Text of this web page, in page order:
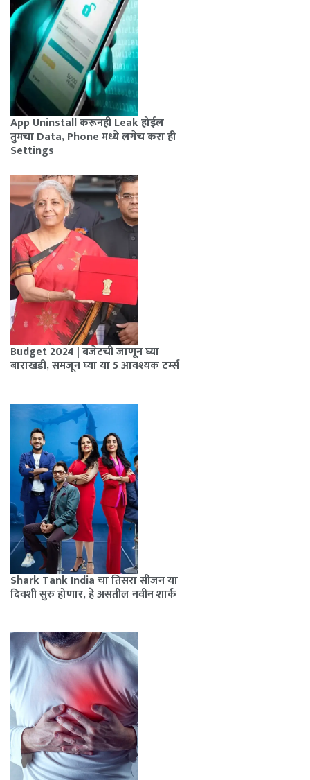
App Uninstall करूनही Leak होईल
तुमचा Data, Phone मध्ये लगेच करा ही
Settings
Budget 2024 | बजेटची जाणून घ्या
बाराखडी, समजून घ्या या 5 आवश्यक टर्म्स
Shark Tank India चा तिसरा सीजन या
दिवशी सुरु होणार, हे असतील नवीन शार्क